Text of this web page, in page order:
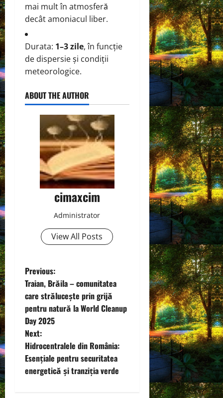
mai mult în atmosferă
decât amoniacul liber.
Durata: 1–3 zile, în funcție
de dispersie și condiții
meteorologice.
ABOUT THE AUTHOR
cimaxcim
Administrator
View All Posts
P
o
s
t
n
a
Previous:
Traian, Brăila – comunitatea
care strălucește prin grijă
pentru natură la World Cleanup
Day 2025
Next:
Hidrocentralele din România:
Esențiale pentru securitatea
energetică și tranziția verde